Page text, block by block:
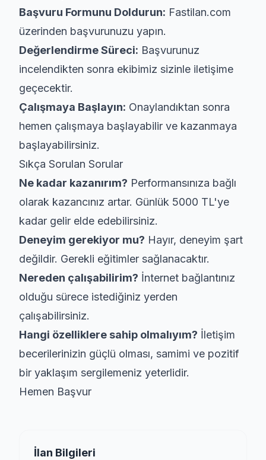
Başvuru Formunu Doldurun: Fastilan.com
üzerinden başvurunuzu yapın.
Değerlendirme Süreci: Başvurunuz
incelendikten sonra ekibimiz sizinle iletişime
geçecektir.
Çalışmaya Başlayın: Onaylandıktan sonra
hemen çalışmaya başlayabilir ve kazanmaya
başlayabilirsiniz.
Sıkça Sorulan Sorular
Ne kadar kazanırım? Performansınıza bağlı
olarak kazancınız artar. Günlük 5000 TL'ye
kadar gelir elde edebilirsiniz.
Deneyim gerekiyor mu? Hayır, deneyim şart
değildir. Gerekli eğitimler sağlanacaktır.
Nereden çalışabilirim? İnternet bağlantınız
olduğu sürece istediğiniz yerden
çalışabilirsiniz.
Hangi özelliklere sahip olmalıyım? İletişim
becerilerinizin güçlü olması, samimi ve pozitif
bir yaklaşım sergilemeniz yeterlidir.
Hemen Başvur
İlan Bilgileri